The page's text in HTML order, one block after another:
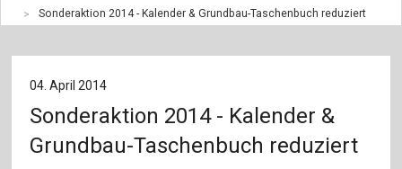
Angebote
Fachgebiete
Sonderaktion 2014 - Kalender & Grundbau-Taschenbuch reduziert
04. April 2014
Sonderaktion 2014 - Kalender &
Grundbau-Taschenbuch reduziert